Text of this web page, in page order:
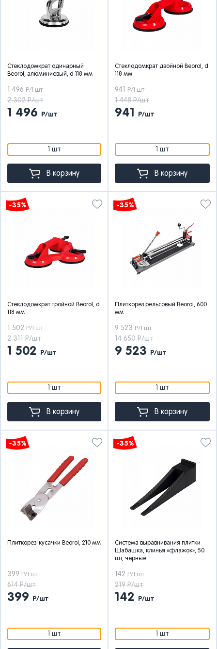
Стеклодомкрат одинарный
Beorol, алюминиевый, d 118 мм
1 496 Р/1 шт
2 302 Р/шт
1 496 Р/шт
1 шт
В корзину
Стеклодомкрат двойной Beorol, d
118 мм
941 Р/1 шт
1 448 Р/шт
941 Р/шт
1 шт
В корзину
-35%
Стеклодомкрат тройной Beorol, d
118 мм
1 502 Р/1 шт
2 311 Р/шт
1 502 Р/шт
1 шт
В корзину
-35%
Плиткорез рельсовый Beorol, 600
мм
9 523 Р/1 шт
14 650 Р/шт
9 523 Р/шт
1 шт
В корзину
-35%
Плиткорез-кусачки Beorol, 210 мм
399 Р/1 шт
614 Р/шт
399 Р/шт
1 шт
-35%
Система выравнивания плитки
Шабашка, клинья «флажок», 50
шт, черные
142 Р/1 шт
219 Р/шт
142 Р/шт
1 шт